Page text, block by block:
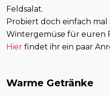
Feldsalat.
Probiert doch einfach mal
Wintergemüse für euren
Hier findet ihr ein paar
Warme Getränke